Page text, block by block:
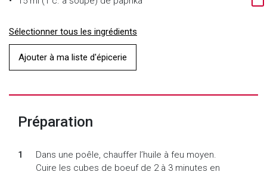
Sélectionner tous les ingrédients
Ajouter à ma liste d'épicerie
Préparation
Dans une poêle, chauffer l’huile à feu moyen.
Cuire les cubes de boeuf de 2 à 3 minutes en